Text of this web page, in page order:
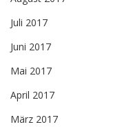
Juli 2017
Juni 2017
Mai 2017
April 2017
März 2017